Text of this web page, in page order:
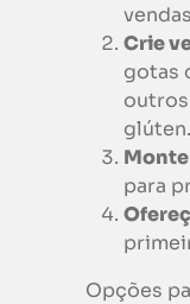
Crie
gotas
outros
glúten.
para
Opções